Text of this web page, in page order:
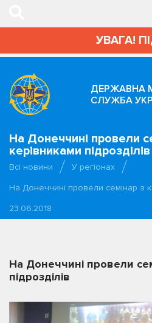
УВАГА!
ДЕРЖАВНА
СЛУЖБА
На Донеччині провели
керівниками підрозділів
Всі новини
У регіонах
На Донеччині провели семінар з
23.06.2018
На Донеччині провели
підрозділів